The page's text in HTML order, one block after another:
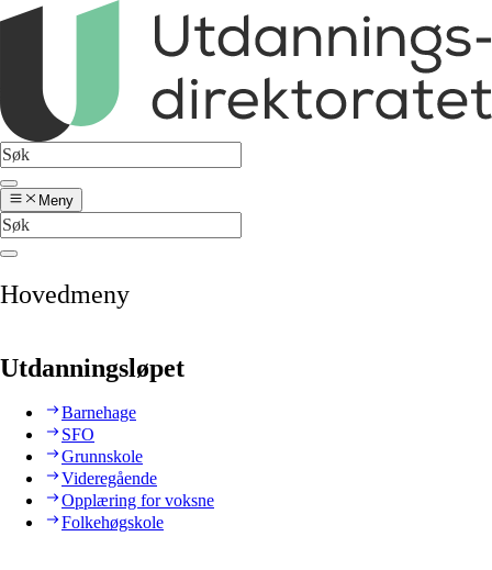
Meny
Hovedmeny
Utdanningsløpet
Barnehage
SFO
Grunnskole
Videregående
Opplæring for voksne
Folkehøgskole